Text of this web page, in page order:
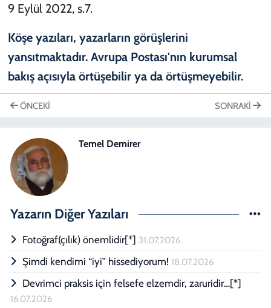
9 Eylül 2022, s.7.
ÖNCEKI SONRAKI
Temel Demirer
Yazarın Diğer Yazıları
Fotoğraf(çılık) önemlidir[*] 31.07.2026
Şimdi kendimi “iyi” hissediyorum! 18.07.2026
Devrimci praksis için felsefe elzemdir, zaruridir…[*]
16.07.2026